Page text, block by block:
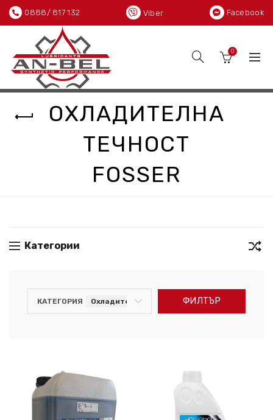
0888/ 817 132 Viber Facebook
0
ОХЛАДИТЕЛНА
ТЕЧНОСТ
FOSSER
Категории
КАТЕГОРИЯ Охладителна течност FOSSER
ФИЛТЪР